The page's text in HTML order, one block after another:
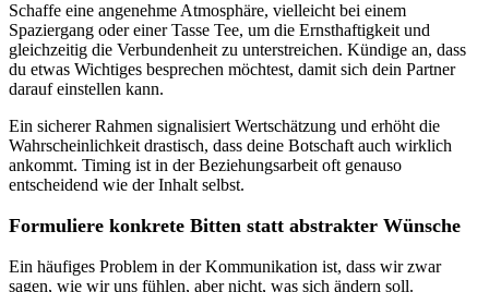
Schaffe eine angenehme Atmosphäre, vielleicht bei einem
Spaziergang oder einer Tasse Tee, um die Ernsthaftigkeit und
gleichzeitig die Verbundenheit zu unterstreichen. Kündige an, dass
du etwas Wichtiges besprechen möchtest, damit sich dein Partner
darauf einstellen kann.
Ein sicherer Rahmen signalisiert Wertschätzung und erhöht die
Wahrscheinlichkeit drastisch, dass deine Botschaft auch wirklich
ankommt. Timing ist in der Beziehungsarbeit oft genauso
entscheidend wie der Inhalt selbst.
Formuliere konkrete Bitten statt abstrakter Wünsche
Ein häufiges Problem in der Kommunikation ist, dass wir zwar
sagen, wie wir uns fühlen, aber nicht, was sich ändern soll.